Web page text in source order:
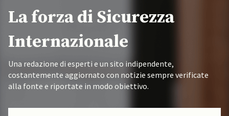
La forza di Sicurezza
Internazionale
Una redazione di esperti e un sito indipendente,
costantemente aggiornato con notizie sempre verificate
alla fonte e riportate in modo obiettivo.